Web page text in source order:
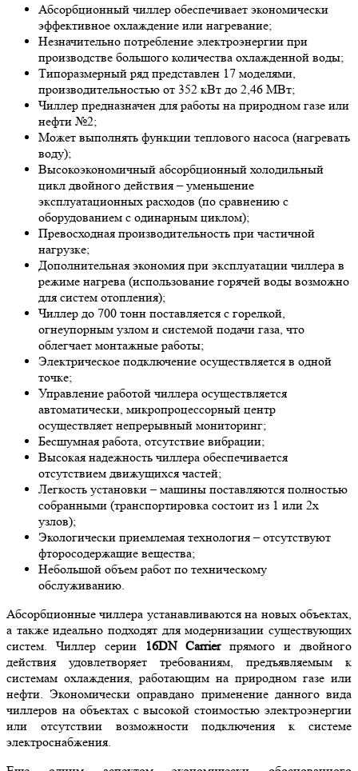
Абсорбционный чиллер обеспечивает экономически
эффективное охлаждение или нагревание;
Незначительно потребление электроэнергии при
производстве большого количества охлажденной воды;
Типоразмерный ряд представлен 17 моделями,
производительностью от 352 кВт до 2,46 МВт;
Чиллер предназначен для работы на природном газе или
нефти №2;
Может выполнять функции теплового насоса (нагревать
воду);
Высокоэкономичный абсорбционный холодильный
цикл двойного действия – уменьшение
эксплуатационных расходов (по сравнению с
оборудованием с одинарным циклом);
Превосходная производительность при частичной
нагрузке;
Дополнительная экономия при эксплуатации чиллера в
режиме нагрева (использование горячей воды возможно
для систем отопления);
Чиллер до 700 тонн поставляется с горелкой,
огнеупорным узлом и системой подачи газа, что
облегчает монтажные работы;
Электрическое подключение осуществляется в одной
точке;
Управление работой чиллера осуществляется
автоматически, микропроцессорный центр
осуществляет непрерывный мониторинг;
Бесшумная работа, отсутствие вибрации;
Высокая надежность чиллера обеспечивается
отсутствием движущихся частей;
Легкость установки – машины поставляются полностью
собранными (транспортировка состоит из 1 или 2х
узлов);
Экологически приемлемая технология – отсутствуют
фторосодержащие вещества;
Небольшой объем работ по техническому
обслуживанию.
Абсорбционные чиллера устанавливаются на новых объектах,
а также идеально подходят для модернизации существующих
систем. Чиллер серии
16DN Carrierпрямого и двойного
действия удовлетворяет требованиям, предъявляемым к
системам охлаждения, работающим на природном газе или
нефти. Экономически оправдано применение данного вида
чиллеров на объектах с высокой стоимостью электроэнергии
или отсутствии возможности подключения к системе
электроснабжения.